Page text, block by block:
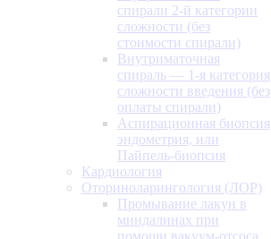
спирали 2-й категории
сложности (без
стоимости спирали)
Внутриматочная
спираль — 1-я категория
сложности введения (без
оплаты спирали)
Аспирационная биопсия
эндометрия, или
Пайпель-биопсия
Кардиология
Оториноларингология (ЛОР)
Промывание лакун в
миндалинах при
помощи вакуум-отсоса